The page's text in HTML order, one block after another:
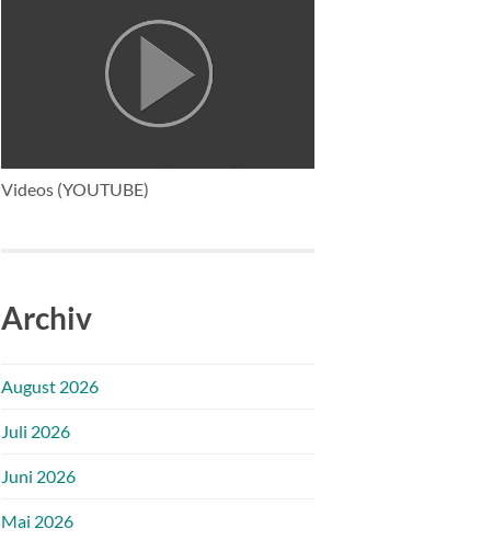
Videos (YOUTUBE)
Archiv
August 2026
Juli 2026
Juni 2026
Mai 2026